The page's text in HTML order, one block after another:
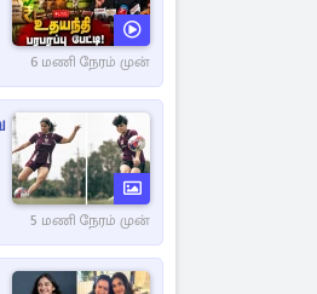
6 மணி நேரம் முன்
5 மணி நேரம் முன்